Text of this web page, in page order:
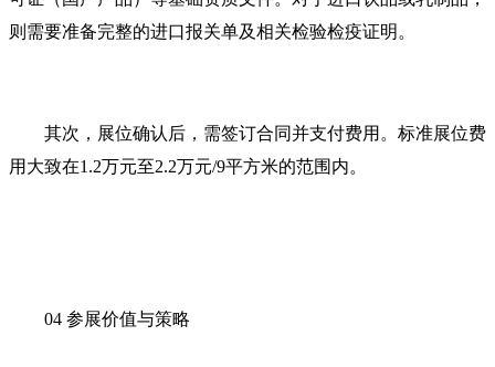
则需要准备完整的进口报关单及相关检验检疫证明。
其次，展位确认后，需签订合同并支付费用。标准展位费
用大致在1.2万元至2.2万元/9平方米的范围内。
04 参展价值与策略